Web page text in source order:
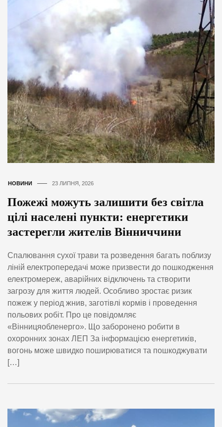
НОВИНИ 23 ЛИПНЯ, 2026
Пожежі можуть залишити без світла
цілі населені пункти: енергетики
застерегли жителів Вінниччини
Спалювання сухої трави та розведення багать поблизу
ліній електропередачі може призвести до пошкодження
електромереж, аварійних відключень та створити
загрозу для життя людей. Особливо зростає ризик
пожеж у період жнив, заготівлі кормів і проведення
польових робіт. Про це повідомляє
«Вінницяобленерго». Що заборонено робити в
охоронних зонах ЛЕП За інформацією енергетиків,
вогонь може швидко поширюватися та пошкоджувати
[…]